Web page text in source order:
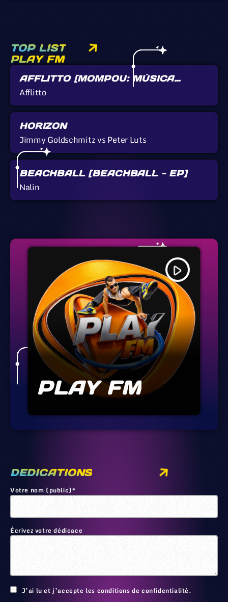
TOP LIST
PLAY FM
AFFLITTO [MOMPOU: MÚSICA
CALLADA]
Afflitto
HORIZON
Jimmy Goldschmitz vs Peter Luts
BEACHBALL [BEACHBALL - EP]
Nalin
play_arrow
PLAY FM
DEDICATIONS
Votre nom (public)*
Écrivez votre dédicace
J’ai lu et j’accepte les conditions de confidentialité.